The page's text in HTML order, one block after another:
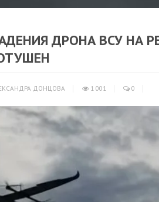
ДРОНА ВСУ НА
ДОНЦОВА 1 001 0